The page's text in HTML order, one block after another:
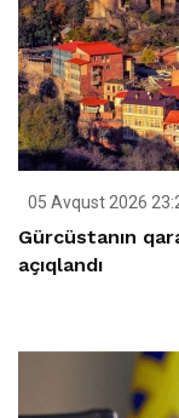
05 Avqust 2026
Gürcüstanın
açıqlandı